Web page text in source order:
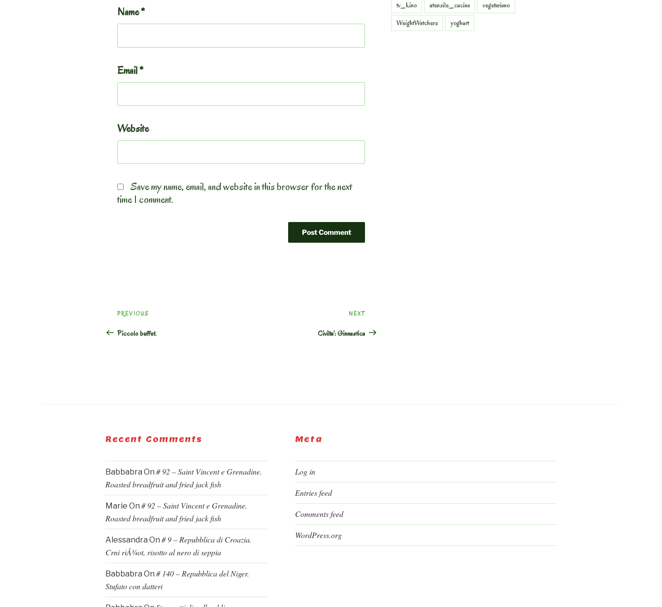
Name*
Email*
Website
Save my name, email, and website in this browser for the next
time I comment.
Previous
Post
PREVIOUS
Piccolo buffet.
Next
Post
NEXT
Civilta’: Ginnastica
tv_kino
utensile_cucina
vegetariano
WeightWatchers
yoghurt
Recent Comments
Babbabra On # 92 – Saint Vincent e Grenadine.
Roasted breadfruit and fried jack fish
Marie On # 92 – Saint Vincent e Grenadine.
Roasted breadfruit and fried jack fish
Alessandra On # 9 – Repubblica di Croazia.
Crni riÅ¾ot, risotto al nero di seppia
Babbabra On # 140 – Repubblica del Niger.
Stufato con datteri
Meta
Log in
Entries feed
Comments feed
WordPress.org